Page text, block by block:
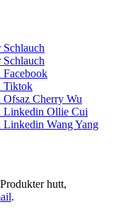
hutt,
.